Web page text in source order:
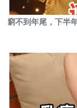
窮不到年尾，下半